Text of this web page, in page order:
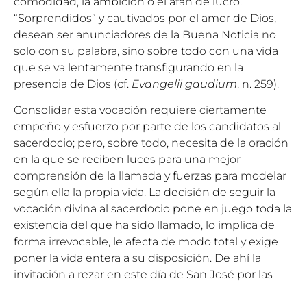
“Sorprendidos” y cautivados por el amor de Dios,
desean ser anunciadores de la Buena Noticia no
solo con su palabra, sino sobre todo con una vida
que se va lentamente transfigurando en la
presencia de Dios (cf. Evangelii gaudium, n. 259).
Consolidar esta vocación requiere ciertamente
empeño y esfuerzo por parte de los candidatos al
sacerdocio; pero, sobre todo, necesita de la oración
en la que se reciben luces para una mejor
comprensión de la llamada y fuerzas para modelar
según ella la propia vida. La decisión de seguir la
vocación divina al sacerdocio pone en juego toda la
existencia del que ha sido llamado, lo implica de
forma irrevocable, le afecta de modo total y exige
poner la vida entera a su disposición. De ahí la
invitación a rezar en este día de San José por las